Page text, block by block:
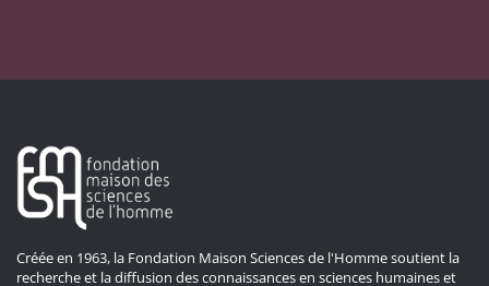
Créée en 1963, la Fondation Maison Sciences de l'Homme soutient la
recherche et la diffusion des connaissances en sciences humaines et